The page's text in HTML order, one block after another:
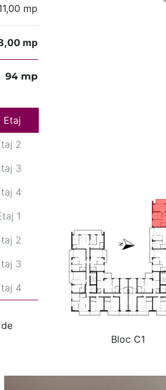
mp
mp
94 mp
Etaj
Etaj 1
2
3
4
1
2
3
4
Bloc C1